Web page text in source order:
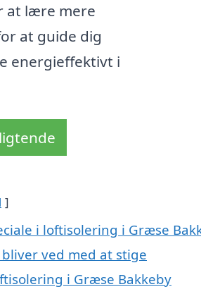
at lære mere
at guide dig
energieffektivt i
i loftisolering i Græse
ved med at stige
i Græse Bakkeby